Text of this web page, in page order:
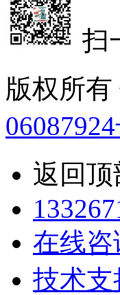
扫
版权所
返回顶
在线咨
技术支